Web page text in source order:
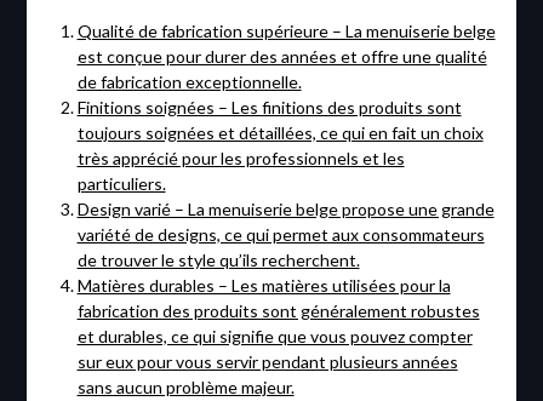
Qualité de fabrication supérieure – La menuiserie belge
est conçue pour durer des années et offre une qualité
de fabrication exceptionnelle.
Finitions soignées – Les finitions des produits sont
toujours soignées et détaillées, ce qui en fait un choix
très apprécié pour les professionnels et les
particuliers.
Design varié – La menuiserie belge propose une grande
variété de designs, ce qui permet aux consommateurs
de trouver le style qu’ils recherchent.
Matières durables – Les matières utilisées pour la
fabrication des produits sont généralement robustes
et durables, ce qui signifie que vous pouvez compter
sur eux pour vous servir pendant plusieurs années
sans aucun problème majeur.